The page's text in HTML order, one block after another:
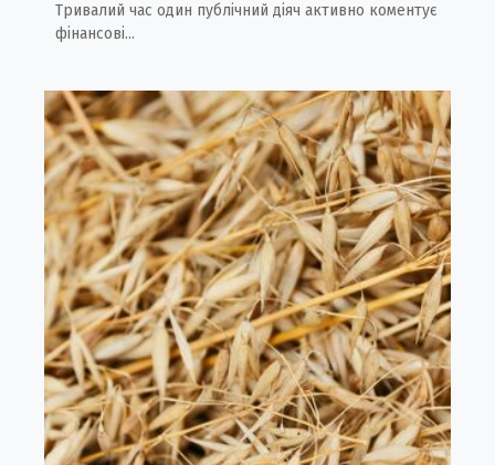
Тривалий час один публічний діяч активно коментує
фінансові...